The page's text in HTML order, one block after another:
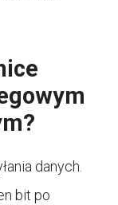
danych.
bit po